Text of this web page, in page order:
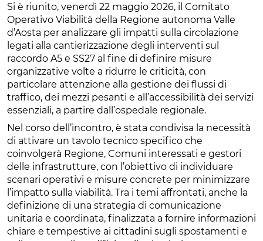
Si è riunito, venerdì 22 maggio 2026, il Comitato
Operativo Viabilità della Regione autonoma Valle
d’Aosta per analizzare gli impatti sulla circolazione
legati alla cantierizzazione degli interventi sul
raccordo A5 e SS27 al fine di definire misure
organizzative volte a ridurre le criticità, con
particolare attenzione alla gestione dei flussi di
traffico, dei mezzi pesanti e all’accessibilità dei servizi
essenziali, a partire dall’ospedale regionale.
Nel corso dell’incontro, è stata condivisa la necessità
di attivare un tavolo tecnico specifico che
coinvolgerà Regione, Comuni interessati e gestori
delle infrastrutture, con l’obiettivo di individuare
scenari operativi e misure concrete per minimizzare
l’impatto sulla viabilità. Tra i temi affrontati, anche la
definizione di una strategia di comunicazione
unitaria e coordinata, finalizzata a fornire informazioni
chiare e tempestive ai cittadini sugli spostamenti e